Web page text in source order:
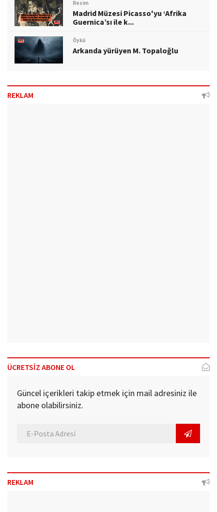
Resim
Madrid Müzesi Picasso'yu ‘Afrika
Guernica’sı ile k...
Öykü
Arkanda yürüyen M. Topaloğlu
REKLAM
ÜCRETSİZ ABONE OL
Güncel içerikleri takip etmek için mail adresiniz ile
abone olabilirsiniz.
REKLAM